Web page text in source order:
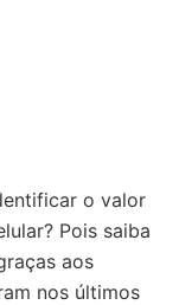
o valor
Pois saiba
aos
nos últimos